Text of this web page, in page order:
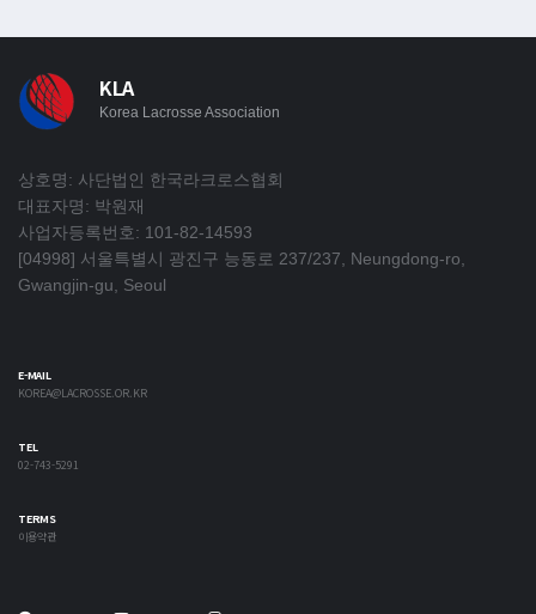
KLA
Korea Lacrosse Association
상호명: 사단법인 한국라크로스협회
대표자명: 박원재
사업자등록번호: 101-82-14593
[04998] 서울특별시 광진구 능동로 237/237, Neungdong-ro,
Gwangjin-gu, Seoul
E-MAIL
KOREA@LACROSSE.OR.KR
TEL
02-743-5291
TERMS
이용약관